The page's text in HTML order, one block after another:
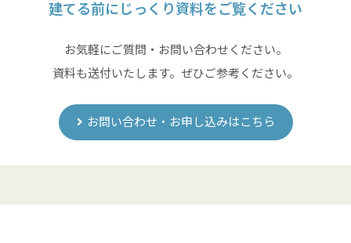
建てる前にじっくり資料をご覧ください
お気軽にご質問・お問い合わせください。
資料も送付いたします。ぜひご参考ください。
お問い合わせ・お申し込みはこちら